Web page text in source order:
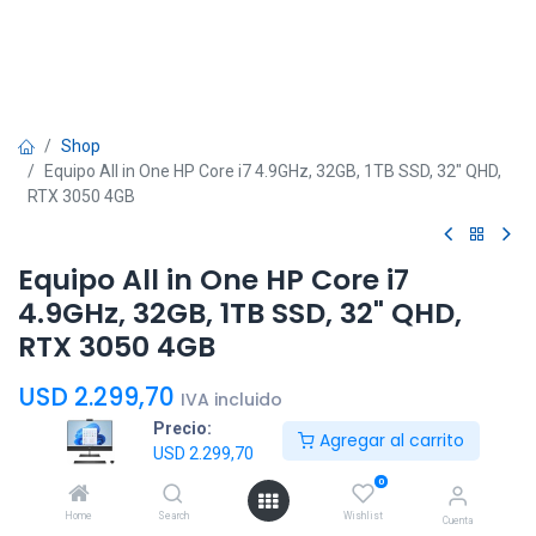
Precio:
USD 2.299,70
Agregar al carrito
Home Search
0
Wishlist Cuenta
Shop
Equipo All in One HP Core i7 4.9GHz, 32GB, 1TB SSD, 32" QHD,
RTX 3050 4GB
Equipo All in One HP Core i7
4.9GHz, 32GB, 1TB SSD, 32" QHD,
RTX 3050 4GB
USD 2.299,70 IVA incluido